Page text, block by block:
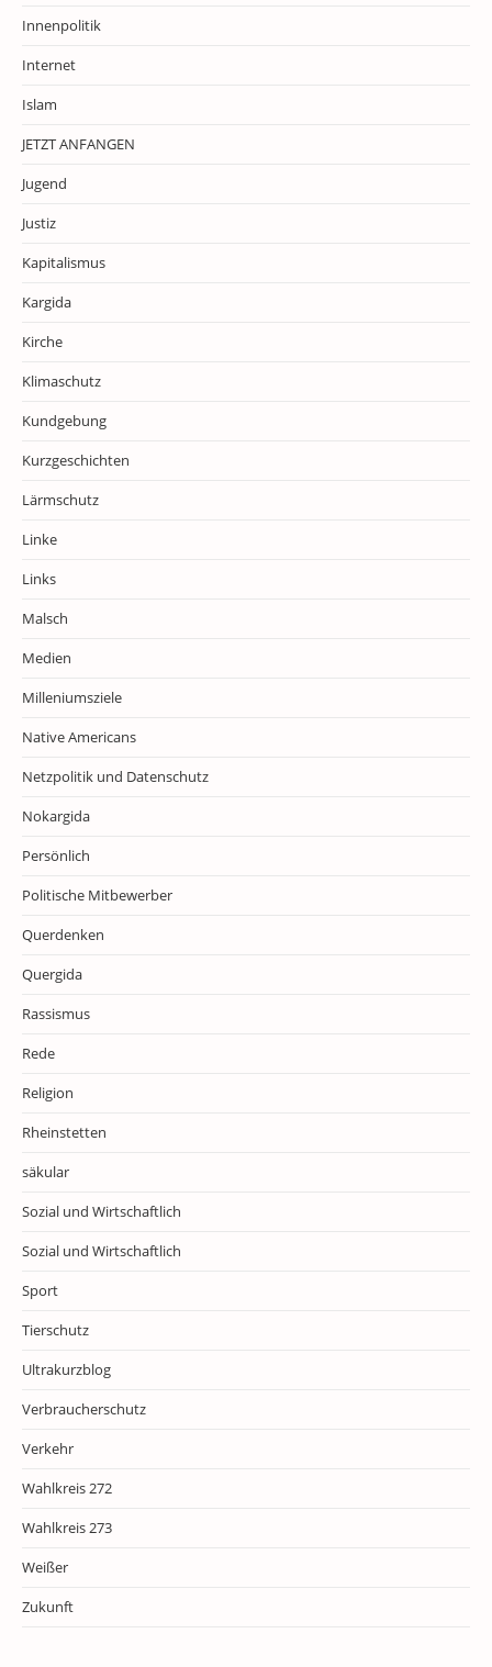
Innenpolitik
Internet
Islam
JETZT ANFANGEN
Jugend
Justiz
Kapitalismus
Kargida
Kirche
Klimaschutz
Kundgebung
Kurzgeschichten
Lärmschutz
Linke
Links
Malsch
Medien
Milleniumsziele
Native Americans
Netzpolitik und Datenschutz
Nokargida
Persönlich
Politische Mitbewerber
Querdenken
Quergida
Rassismus
Rede
Religion
Rheinstetten
säkular
Sozial und Wirtschaftlich
Sozial und Wirtschaftlich
Sport
Tierschutz
Ultrakurzblog
Verbraucherschutz
Verkehr
Wahlkreis 272
Wahlkreis 273
Weißer
Zukunft